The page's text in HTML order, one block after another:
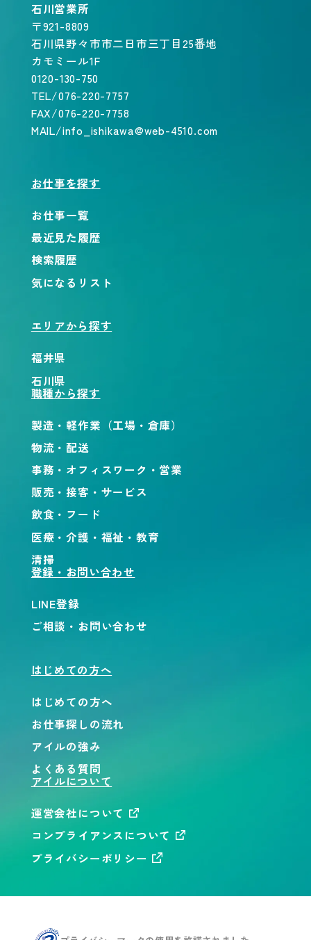
石川営業所
〒921-8809
石川県野々市市二日市三丁目25番地
カモミール1F
0120-130-750
TEL/076-220-7757
FAX/076-220-7758
MAIL/info_ishikawa@web-4510.com
お仕事を探す
お仕事一覧
最近見た履歴
検索履歴
気になるリスト
エリアから探す
福井県
石川県
職種から探す
製造・軽作業（工場・倉庫）
物流・配送
事務・オフィスワーク・営業
販売・接客・サービス
飲食・フード
医療・介護・福祉・教育
清掃
登録・お問い合わせ
LINE登録
ご相談・お問い合わせ
はじめての方へ
はじめての方へ
お仕事探しの流れ
アイルの強み
よくある質問
アイルについて
運営会社について
コンプライアンスについて
プライバシーポリシー